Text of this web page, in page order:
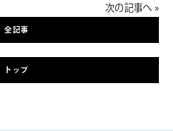
次の記事へ »
全記事
トップ